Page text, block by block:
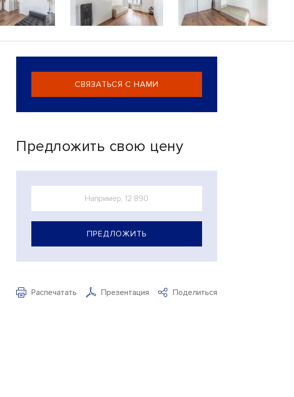
СВЯЗАТЬСЯ С НАМИ
Предложить свою цену
ПРЕДЛОЖИТЬ
Распечатать Презентация Поделиться